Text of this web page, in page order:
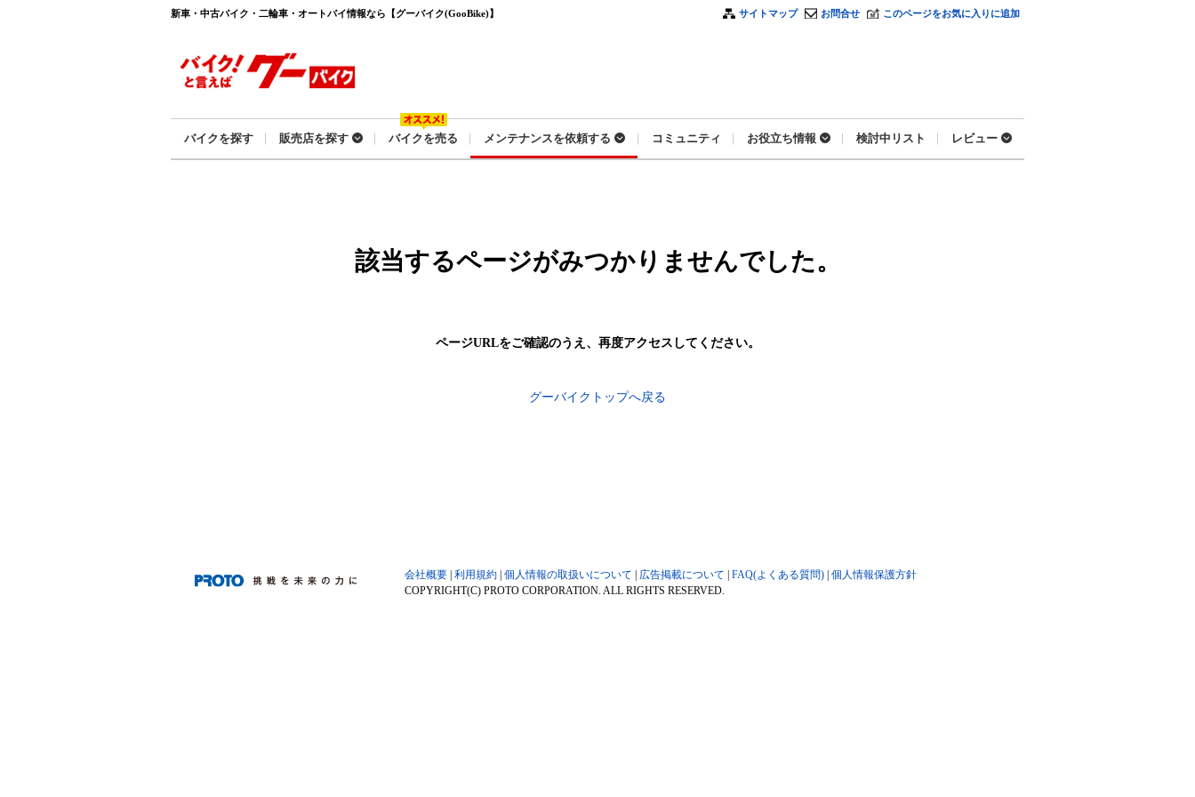
新車・中古バイク・二輪車・オートバイ情報なら【グーバイク(GooBike)】 サイトマップ お問合せ このページをお気に入りに追加
バイクを探す 販売店を探す バイクを売る メンテナンスを依頼する コミュニティ お役立ち情報 検討中リスト レビュー
該当するページがみつかりませんでした。
ページURLをご確認のうえ、 再度アクセスしてください。
グーバイクトップへ戻る
会社概要 利用規約 個人情報の取扱いについて 広告掲載について FAQ(よくある質問) 個人情報保護方針
COPYRIGHT(C) PROTO CORPORATION. ALL RIGHTS RESERVED.